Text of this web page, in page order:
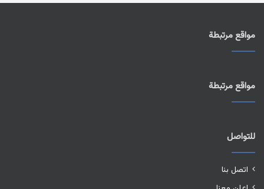
مواقع مرتبطة
مواقع مرتبطة
للتواصل
اتصل بنا